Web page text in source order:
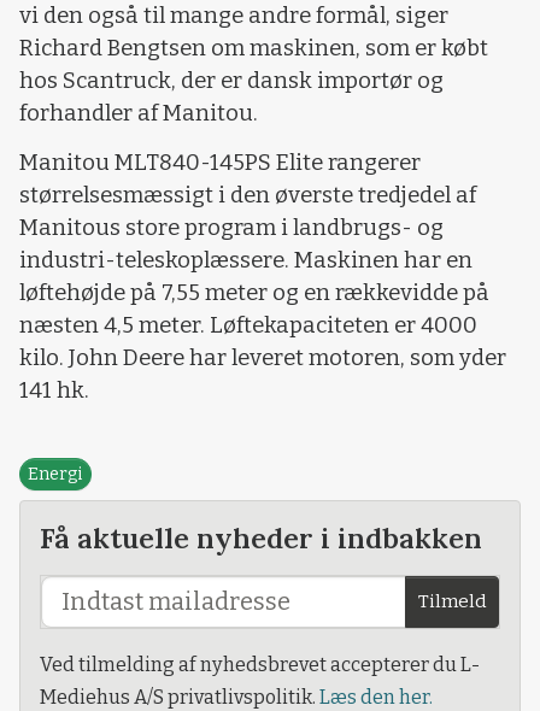
vi den også til mange andre formål, siger
Richard Bengtsen om maskinen, som er købt
hos Scantruck, der er dansk importør og
forhandler af Manitou.
Manitou MLT840-145PS Elite rangerer
størrelsesmæssigt i den øverste tredjedel af
Manitous store program i landbrugs- og
industri-teleskoplæssere. Maskinen har en
løftehøjde på 7,55 meter og en rækkevidde på
næsten 4,5 meter. Løftekapaciteten er 4000
kilo. John Deere har leveret motoren, som yder
141 hk.
Energi
Få aktuelle nyheder i indbakken
Tilmeld
Ved tilmelding af nyhedsbrevet accepterer du L-
Mediehus A/S privatlivspolitik. Læs den her.